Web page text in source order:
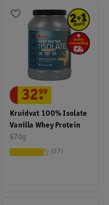
Kruidvat 100% Isolate
Vanilla Whey Protein
670g
32.
99
27